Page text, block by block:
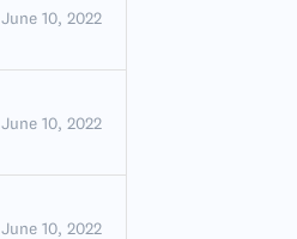
June 10, 2022
June 10, 2022
June 10, 2022